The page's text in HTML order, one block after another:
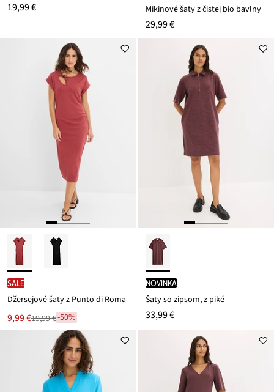
19,99 € Mikinové šaty z čistej bio bavlny
29,99 €
SALE
Džersejové šaty z Punto di Roma
Nová
cena
9,99 €
Zľava19,99 €-50%
novinka
Šaty so zipsom, z piké
33,99 €